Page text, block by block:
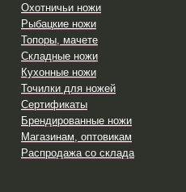
Охотничьи ножи
Рыбацкие ножи
Топоры, мачете
Складные ножи
Кухонные ножи
Точилки для ножей
Сертификаты
Брендированные ножи
Магазинам, оптовикам
Распродажа со склада